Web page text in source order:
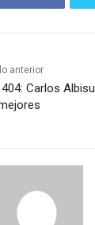
anterior
Carlos